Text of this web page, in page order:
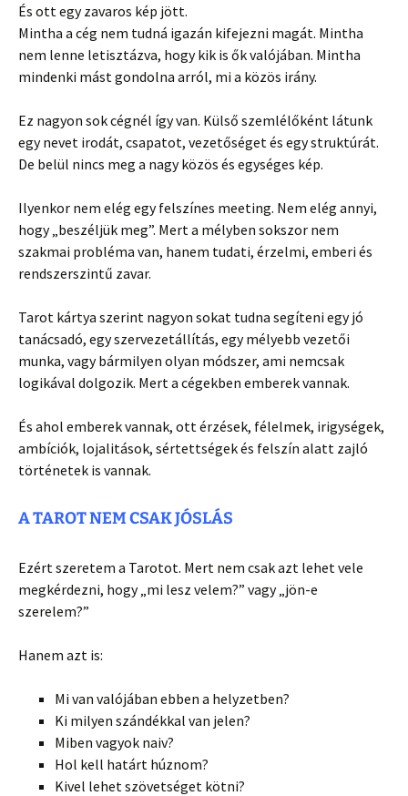
És ott egy zavaros kép jött.
Mintha a cég nem tudná igazán kifejezni magát. Mintha
nem lenne letisztázva, hogy kik is ők valójában. Mintha
mindenki mást gondolna arról, mi a közös irány.
Ez nagyon sok cégnél így van. Külső szemlélőként látunk
egy nevet irodát, csapatot, vezetőséget és egy struktúrát.
De belül nincs meg a nagy közös és egységes kép.
Ilyenkor nem elég egy felszínes meeting. Nem elég annyi,
hogy „beszéljük meg”. Mert a mélyben sokszor nem
szakmai probléma van, hanem tudati, érzelmi, emberi és
rendszerszintű zavar.
Tarot kártya szerint nagyon sokat tudna segíteni egy jó
tanácsadó, egy szervezetállítás, egy mélyebb vezetői
munka, vagy bármilyen olyan módszer, ami nemcsak
logikával dolgozik. Mert a cégekben emberek vannak.
És ahol emberek vannak, ott érzések, félelmek, irigységek,
ambíciók, lojalitások, sértettségek és felszín alatt zajló
történetek is vannak.
A TAROT NEM CSAK JÓSLÁS
Ezért szeretem a Tarotot. Mert nem csak azt lehet vele
megkérdezni, hogy „mi lesz velem?” vagy „jön-e
szerelem?”
Hanem azt is:
Mi van valójában ebben a helyzetben?
Ki milyen szándékkal van jelen?
Miben vagyok naiv?
Hol kell határt húznom?
Kivel lehet szövetséget kötni?